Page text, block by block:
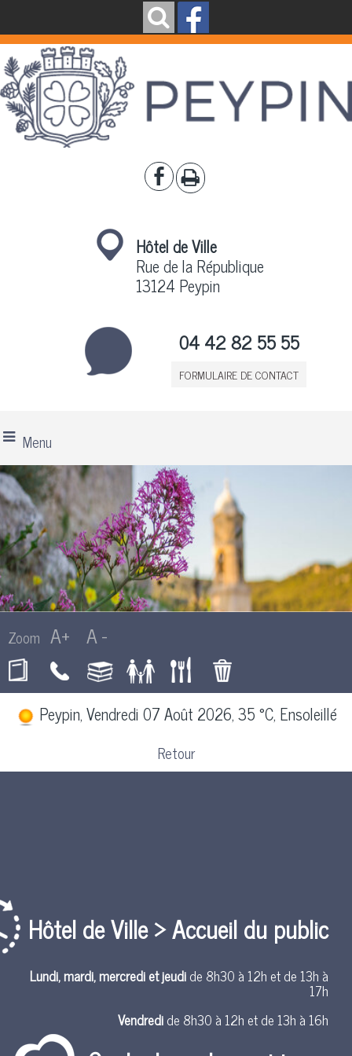
Hôtel de Ville
Rue de la République
13124 Peypin
04 42 82 55 55
FORMULAIRE DE CONTACT
Menu
Peypin, Vendredi 07 Août 2026, 35 °C, Ensoleillé
Retour
Hôtel de Ville > Accueil du public
Lundi, mardi, mercredi et jeudide 8h30 à 12h et de 13h à
17h
Vendredide 8h30 à 12h et de 13h à 16h